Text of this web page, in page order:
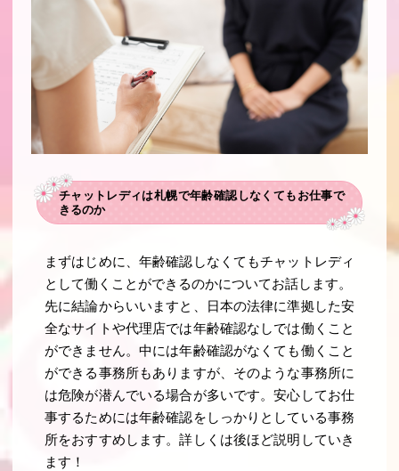
チャットレディは札幌で年齢確認しなくてもお仕事で
きるのか
まずはじめに、年齢確認しなくてもチャットレディ
として働くことができるのかについてお話します。
先に結論からいいますと、日本の法律に準拠した安
全なサイトや代理店では年齢確認なしでは働くこと
ができません。中には年齢確認がなくても働くこと
ができる事務所もありますが、そのような事務所に
は危険が潜んでいる場合が多いです。安心してお仕
事するためには年齢確認をしっかりとしている事務
所をおすすめします。詳しくは後ほど説明していき
ます！